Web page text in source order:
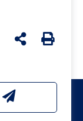
udostępnij na
Generuj